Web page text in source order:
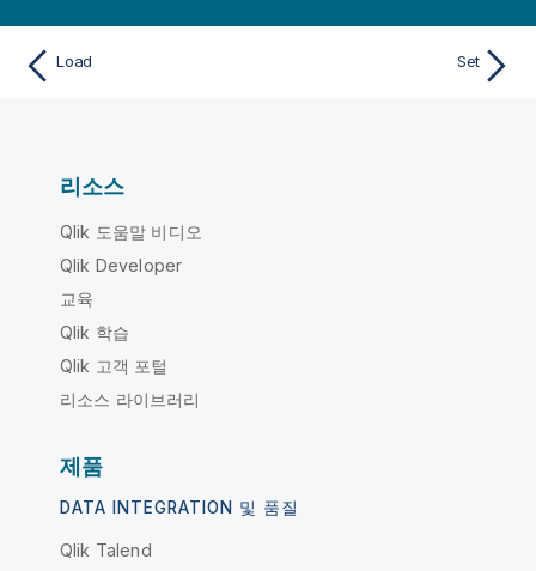
Load Set
리소스
Qlik 도움말 비디오
Qlik Developer
교육
Qlik 학습
Qlik 고객 포털
리소스 라이브러리
제품
DATA INTEGRATION 및 품질
Qlik Talend